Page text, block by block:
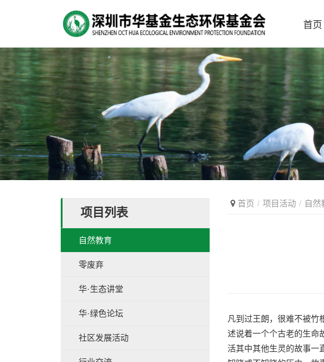
首页
首页 项目活动 自然
凡到过王朗，很难不被竹
述说着一个个古老的生命
活其中其他生灵的故事
项目列表
自然教育
零废弃
华·生态讲堂
华·绿色论坛
社区发展活动